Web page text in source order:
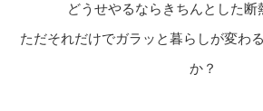
どうせやるならきちんとした断
ただそれだけでガラッと暮らしが変わ
か？